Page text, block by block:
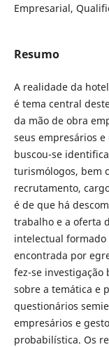
Empresarial,
Resumo
A realidade da
é tema central
da mão de obra
seus empresários
buscou-se
turismólogos, bem
recrutamento,
é de que há
trabalho e a oferta
intelectual
encontrada por
fez-se
sobre a temática e
questionários
empresários e
probabilística. Os